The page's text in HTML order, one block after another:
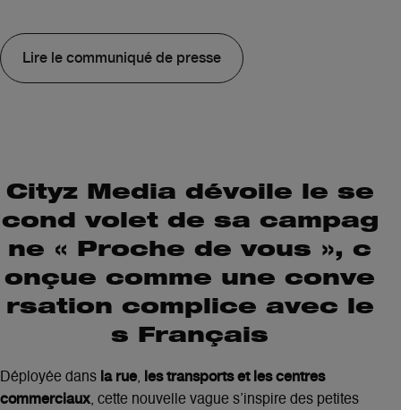
Lire le communiqué de presse
Cityz Media dévoile le se
cond volet de sa campag
ne « Proche de vous », c
onçue comme une conve
rsation complice avec le
s Français
Déployée dans la rue, les transports et les centres
commerciaux, cette nouvelle vague s’inspire des petites